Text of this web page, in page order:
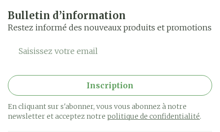
Bulletin d’information
Restez informé des nouveaux produits et promotions
Adresse mail
Inscription
En cliquant sur s'abonner, vous vous abonnez à notre
newsletter et acceptez notre politique de confidentialité.